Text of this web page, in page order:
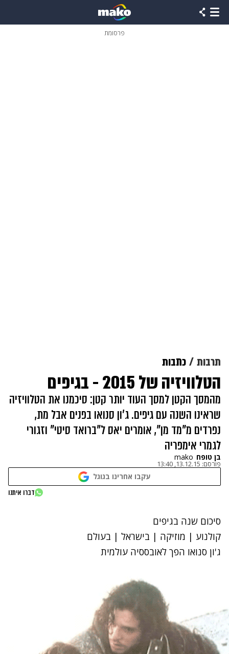
פרסומת
תרבות כתבות
הטלוויזיה של 2015 - בגיפים
מהמסך הקטן למסך העוד יותר קטן: סיכמנו את הטלוויזיה
שראינו השנה עם גיפים. ג'ון סנואו בפנים אבל מת,
נפרדים מ"מד מן", אומרים יאס ל"ברואד סיטי" וזגורי
לגמרי אימפריה
בן טופח mako
פורסם: 13.12.15, 13:40
עקבו אחרינו בגוגל
דברו איתנו
סיכום שנה בגיפים
קולנוע | מוזיקה | בישראל | בעולם
ג'ון סנואו הפך לאובססיה עולמית